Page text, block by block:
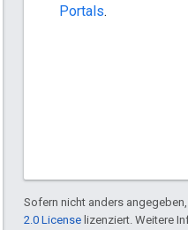
Portals.
Sofern nicht anders
2.0 License lizenziert. Weitere